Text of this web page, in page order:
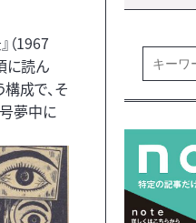
（1967
に読ん
成で、そ
夢中に